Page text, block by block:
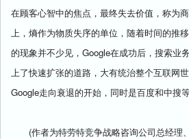
在顾客心智中的焦点，最终失去价值，称为
上，熵作为物质失序的单位，随着时间的推
的现象并不少见，Google在成功后，搜索业
上了快速扩张的道路，大有统治整个互联网
Google走向衰退的开始，同时是百度和中搜
(作者为特劳特竞争战略咨询公司总经理